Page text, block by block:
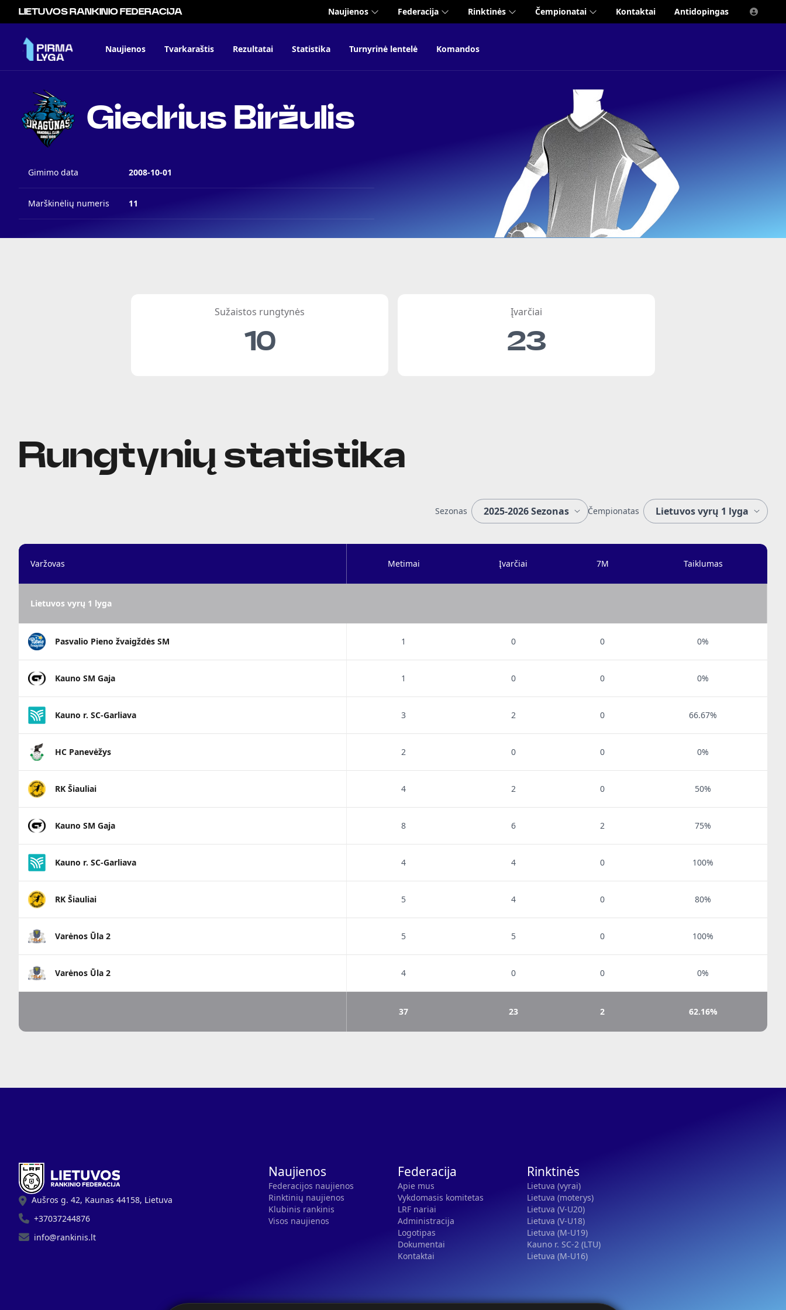
LIETUVOS RANKINIO FEDERACIJA Naujienos Federacija Rinktinės Čempionatai Kontaktai Antidopingas
Naujienos Tvarkaraštis Rezultatai Statistika Turnyrinė lentelė Komandos
Giedrius Biržulis
Gimimo data 2008-10-01
Marškinėlių numeris 11
Sužaistos rungtynės
10
Įvarčiai
23
Rungtynių statistika
Sezonas Čempionatas
Varžovas Metimai Įvarčiai 7M Taiklumas
Lietuvos vyrų 1 lyga
Pasvalio Pieno žvaigždės SM 1 0 0 0%
Kauno SM Gaja 1 0 0 0%
Kauno r. SC-Garliava 3 2 0 66.67%
HC Panevėžys 2 0 0 0%
RK Šiauliai 4 2 0 50%
Kauno SM Gaja 8 6 2 75%
Kauno r. SC-Garliava 4 4 0 100%
RK Šiauliai 5 4 0 80%
Varėnos Ūla 2 5 5 0 100%
Varėnos Ūla 2 4 0 0 0%
37 23 2 62.16%
Aušros g. 42, Kaunas 44158, Lietuva
+37037244876
info@rankinis.lt
Naujienos
Federacijos naujienos
Rinktinių naujienos
Klubinis rankinis
Visos naujienos
Federacija
Apie mus
Vykdomasis komitetas
LRF nariai
Administracija
Logotipas
Dokumentai
Kontaktai
Rinktinės
Lietuva (vyrai)
Lietuva (moterys)
Lietuva (V-U20)
Lietuva (V-U18)
Lietuva (M-U19)
Kauno r. SC-2 (LTU)
Lietuva (M-U16)